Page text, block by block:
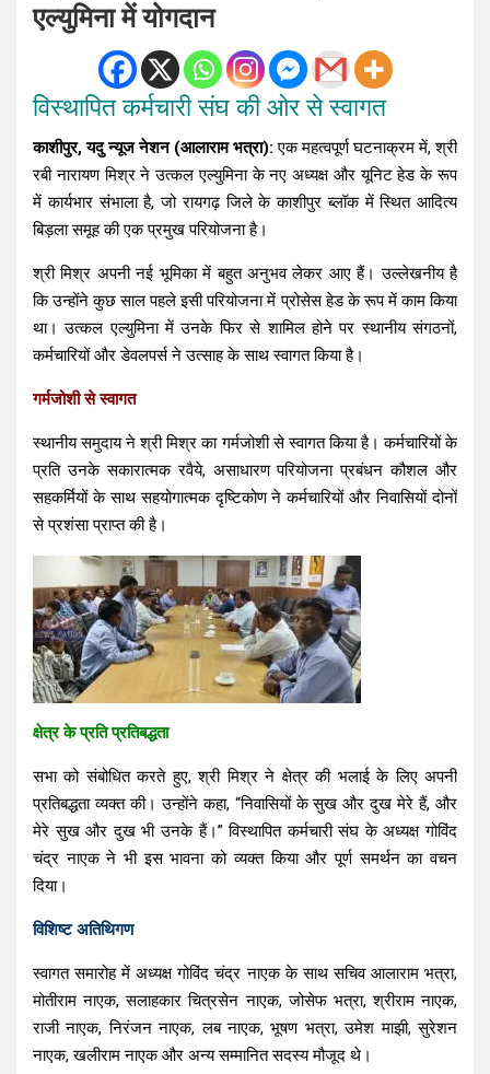
एल्युमिना में योगदान
विस्थापित कर्मचारी संघ की ओर से स्वागत
काशीपुर, यदु न्यूज नेशन (आलाराम भत्रा): एक महत्वपूर्ण घटनाक्रम में, श्री
रबी नारायण मिश्र ने उत्कल एल्युमिना के नए अध्यक्ष और यूनिट हेड के रूप
में कार्यभार संभाला है, जो रायगढ़ जिले के काशीपुर ब्लॉक में स्थित आदित्य
बिड़ला समूह की एक प्रमुख परियोजना है।
श्री मिश्र अपनी नई भूमिका में बहुत अनुभव लेकर आए हैं। उल्लेखनीय है
कि उन्होंने कुछ साल पहले इसी परियोजना में प्रोसेस हेड के रूप में काम किया
था। उत्कल एल्युमिना में उनके फिर से शामिल होने पर स्थानीय संगठनों,
कर्मचारियों और डेवलपर्स ने उत्साह के साथ स्वागत किया है।
गर्मजोशी से स्वागत
स्थानीय समुदाय ने श्री मिश्र का गर्मजोशी से स्वागत किया है। कर्मचारियों के
प्रति उनके सकारात्मक रवैये, असाधारण परियोजना प्रबंधन कौशल और
सहकर्मियों के साथ सहयोगात्मक दृष्टिकोण ने कर्मचारियों और निवासियों दोनों
से प्रशंसा प्राप्त की है।
क्षेत्र के प्रति प्रतिबद्धता
सभा को संबोधित करते हुए, श्री मिश्र ने क्षेत्र की भलाई के लिए अपनी
प्रतिबद्धता व्यक्त की। उन्होंने कहा, “निवासियों के सुख और दुख मेरे हैं, और
मेरे सुख और दुख भी उनके हैं।” विस्थापित कर्मचारी संघ के अध्यक्ष गोविंद
चंद्र नाएक ने भी इस भावना को व्यक्त किया और पूर्ण समर्थन का वचन
दिया।
विशिष्ट अतिथिगण
स्वागत समारोह में अध्यक्ष गोविंद चंद्र नाएक के साथ सचिव आलाराम भत्रा,
मोतीराम नाएक, सलाहकार चित्रसेन नाएक, जोसेफ भत्रा, श्रीराम नाएक,
राजी नाएक, निरंजन नाएक, लब नाएक, भूषण भत्रा, उमेश माझी, सुरेशन
नाएक, खलीराम नाएक और अन्य सम्मानित सदस्य मौजूद थे।